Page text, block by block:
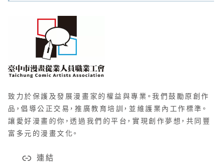
致力於保護及發展漫畫家的權益與專業。我們鼓勵原創作
品，倡導公正交易，推廣教育培訓，並維護業內工作標準。
讓愛好漫畫的你，透過我們的平台，實現創作夢想，共同豐
富多元的漫畫文化。
連結